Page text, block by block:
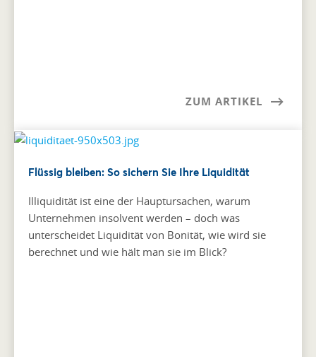
ZUM ARTIKEL
Flüssig bleiben: So sichern Sie Ihre Liquidität
Illiquidität ist eine der Hauptursachen, warum
Unternehmen insolvent werden – doch was
unterscheidet Liquidität von Bonität, wie wird sie
berechnet und wie hält man sie im Blick?